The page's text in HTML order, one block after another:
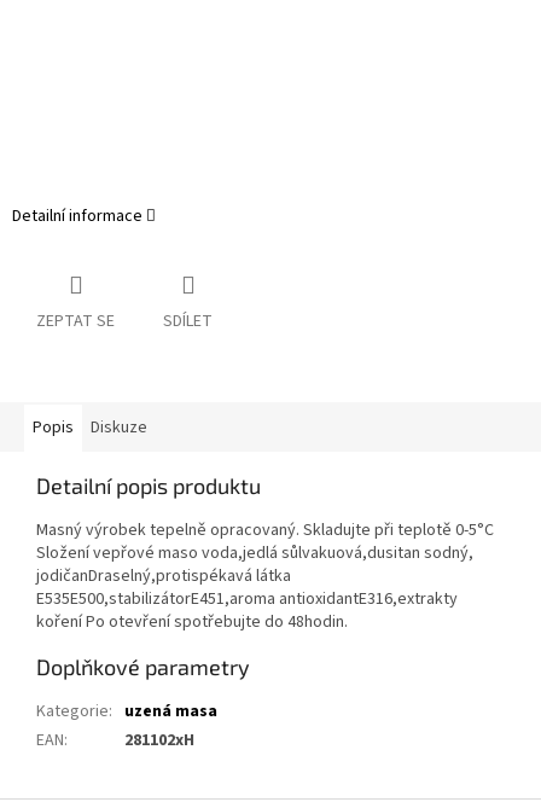
Detailní informace
ZEPTAT SE SDÍLET
Popis Diskuze
Detailní popis produktu
Masný výrobek tepelně opracovaný. Skladujte při teplotě 0-5°C
Složení vepřové maso voda,jedlá sůlvakuová,dusitan sodný,
jodičanDraselný,protispékavá látka
E535E500,stabilizátorE451,aroma antioxidantE316,extrakty
koření Po otevření spotřebujte do 48hodin.
Doplňkové parametry
Kategorie: uzená masa
EAN: 281102xH